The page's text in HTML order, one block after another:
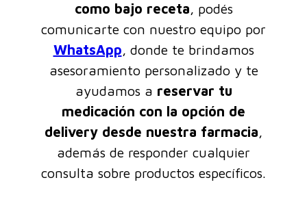
como bajo receta, podés
comunicarte con nuestro equipo por
WhatsApp, donde te brindamos
asesoramiento personalizado y te
ayudamos a reservar tu
medicación con la opción de
delivery desde nuestra farmacia,
además de responder cualquier
consulta sobre productos específicos.